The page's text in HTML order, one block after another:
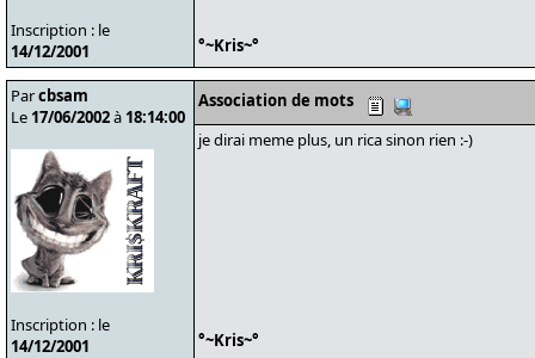
Inscription : le
14/12/2001
°~Kris~°
Parcbsam
Le 17/06/2002à 18:14:00
Inscription : le
14/12/2001
Association de mots
je dirai meme plus, un rica sinon rien :-)
°~Kris~°